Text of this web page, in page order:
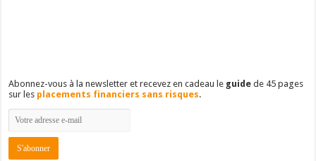
Abonnez-vous à la newsletter et recevez en cadeau le guide de 45 pages
sur les placements financiers sans risques.